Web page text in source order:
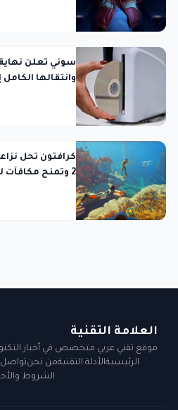
وانتقالها
2 وتمنح مكافآت للموظفين
العلامة التقنية
موقع تقني عربي متخصص في أخبار
الرئيسيةالأدلة التقنيةمن نحنتواصل
الشروط